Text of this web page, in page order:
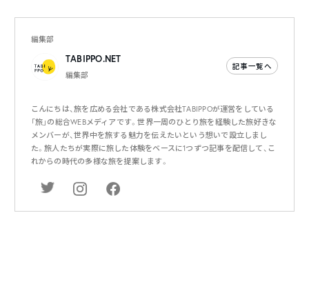
編集部
TABIPPO.NET
編集部
記事一覧へ
こんにちは、旅を広める会社である株式会社TABIPPOが運営をしている
「旅」の総合WEBメディアです。世界一周のひとり旅を経験した旅好きな
メンバーが、世界中を旅する魅力を伝えたいという想いで設立しまし
た。旅人たちが実際に旅した体験をベースに1つずつ記事を配信して、こ
れからの時代の多様な旅を提案します。